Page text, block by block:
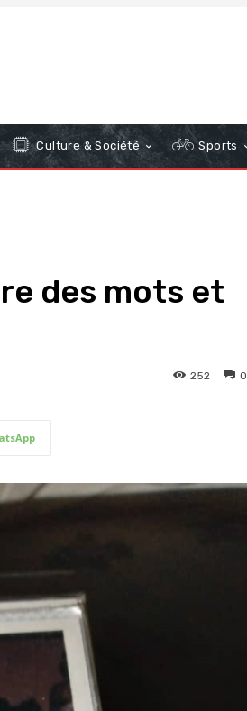
Culture & Société Sports
des mots et
0
252